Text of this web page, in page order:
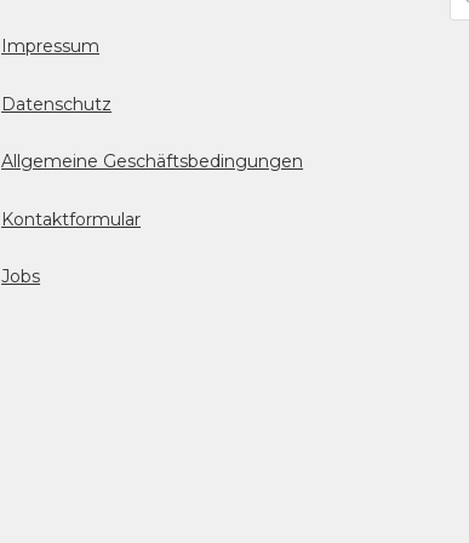
Impressum
Datenschutz
Allgemeine Geschäftsbedingungen
Kontaktformular
Jobs